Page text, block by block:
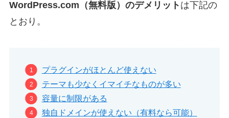
WordPress.com（無料版）のデメリット は下記の
とおり。
プラグインがほとんど使えない
テーマも少なくイマイチなものが多い
容量に制限がある
独自ドメインが使えない（有料なら可能）